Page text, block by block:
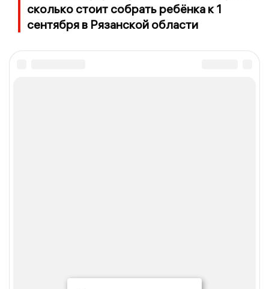
сколько стоит собрать ребёнка к 1
сентября в Рязанской области